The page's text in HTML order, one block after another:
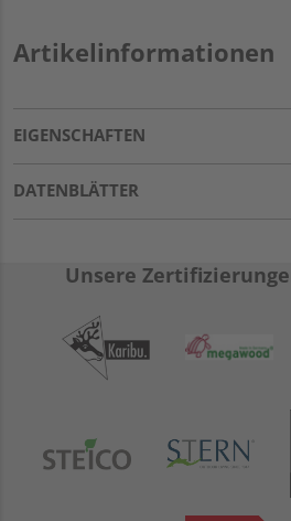
Artikelinformationen
EIGENSCHAFTEN
DATENBLÄTTER
Unsere